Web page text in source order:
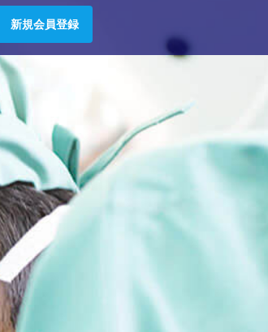
新規会員登録